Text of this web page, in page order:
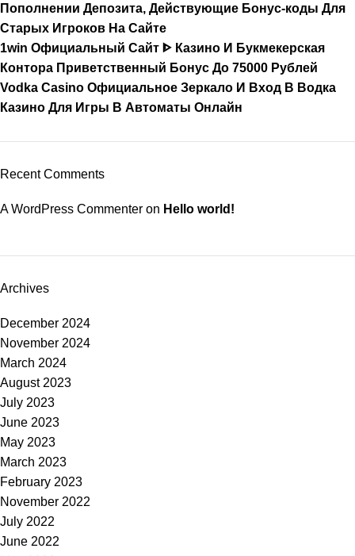
Пополнении Депозита, Действующие Бонус-коды Для
Старых Игроков На Сайте
1win Официальный Сайт ᐈ Казино И Букмекерская
Контора Приветственный Бонус До 75000 Рублей
Vodka Casino Официальное Зеркало И Вход В Водка
Казино Для Игры В Автоматы Онлайн
Recent Comments
A WordPress Commenter on Hello world!
Archives
December 2024
November 2024
March 2024
August 2023
July 2023
June 2023
May 2023
March 2023
February 2023
November 2022
July 2022
June 2022